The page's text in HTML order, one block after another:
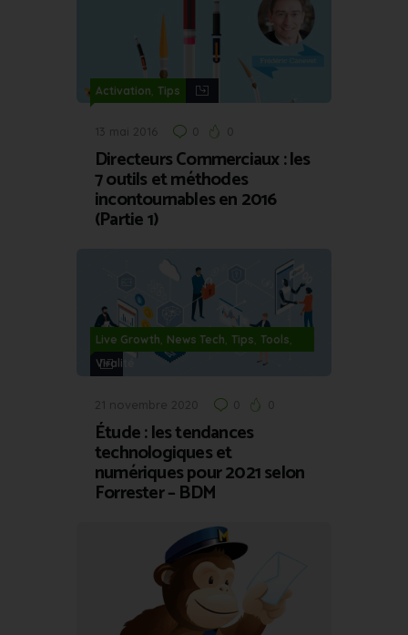
Activation, Tips
13 mai 2016 0 0
Directeurs Commerciaux : les
7 outils et méthodes
incontournables en 2016
(Partie 1)
Live Growth, News Tech, Tips, Tools,
Viralité
21 novembre 2020 0 0
Étude : les tendances
technologiques et
numériques pour 2021 selon
Forrester – BDM